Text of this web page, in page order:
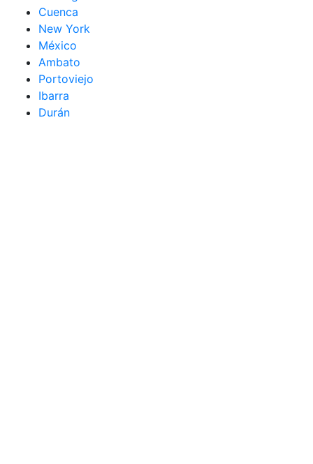
Cuenca
New York
México
Ambato
Portoviejo
Ibarra
Durán